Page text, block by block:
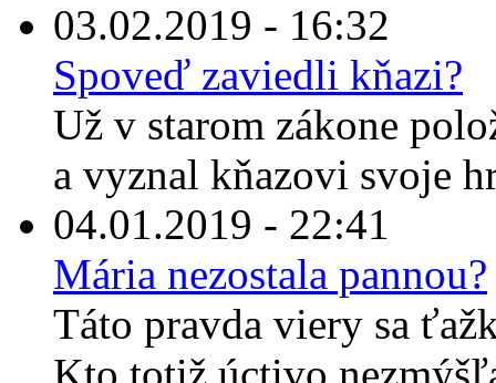
03.02.2019 - 16:32
Spoveď zaviedli kňazi?
Už v starom zákone
a vyznal kňazovi svoje
04.01.2019 - 22:41
Mária nezostala pannou?
Táto pravda viery sa